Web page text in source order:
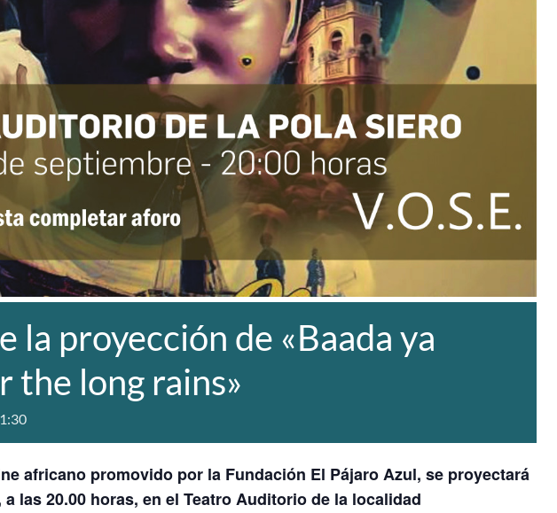
la proyección de «Baada ya
the long rains»
africano promovido por la Fundación El Pájaro Azul, se proyectará
las 20.00 horas, en el Teatro Auditorio de la localidad